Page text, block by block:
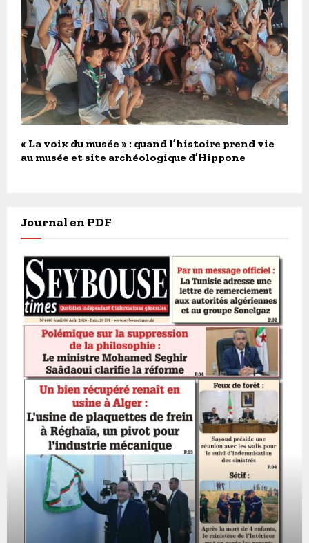
« La voix du musée » : quand l’histoire prend vie
au musée et site archéologique d’Hippone
Journal en PDF